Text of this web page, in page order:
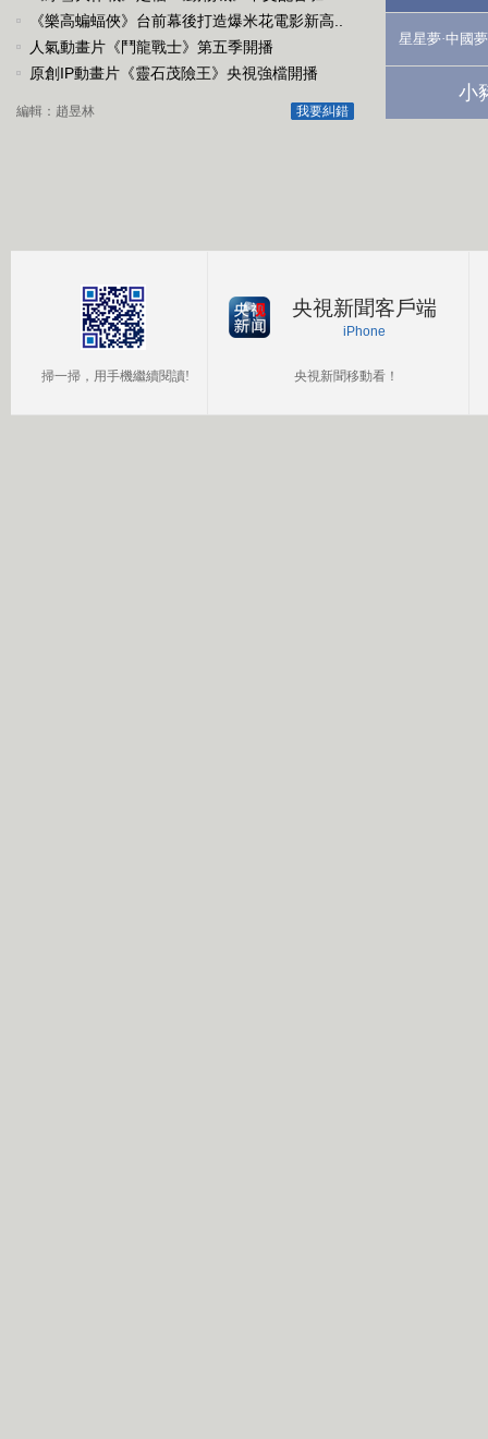
《樂高蝙蝠俠》台前幕後打造爆米花電影新高..
人氣動畫片《鬥龍戰士》第五季開播
原創IP動畫片《靈石茂險王》央視強檔開播
我要糾錯
編輯：趙昱林
星星夢·中國夢
小
掃一掃，用手機繼續閱讀!
央視新聞客戶端
iPhone
央視新聞移動看！